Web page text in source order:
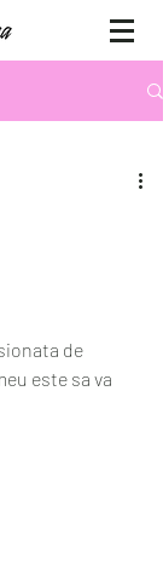
de
este sa va